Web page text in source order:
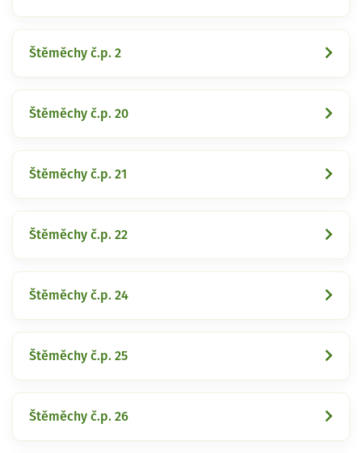
Štěměchy č.p. 2
Štěměchy č.p. 20
Štěměchy č.p. 21
Štěměchy č.p. 22
Štěměchy č.p. 24
Štěměchy č.p. 25
Štěměchy č.p. 26